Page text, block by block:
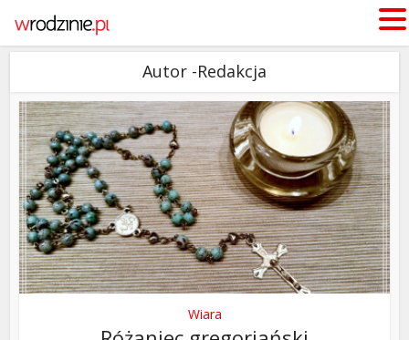
Autor -Redakcja
Wiara